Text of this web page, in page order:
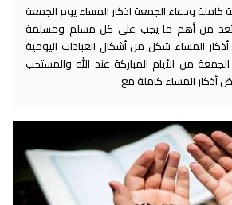
كاملة ودعاء الجمعة اذكار المساء يوم الجمعة
تعد من أهم ما يجب على كل مسلم ومسلمة
المساء شكل من أشكال العبادات اليومية
من الأيام المباركة عند الله والمستحب
أذكار المساء كاملة مع